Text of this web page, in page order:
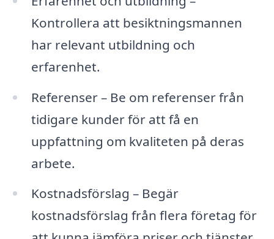
Kontrollera att besiktningsmannen
har relevant utbildning och
erfarenhet.
Referenser – Be om referenser från
tidigare kunder för att få en
uppfattning om kvaliteten på deras
arbete.
Kostnadsförslag – Begär
kostnadsförslag från flera företag för